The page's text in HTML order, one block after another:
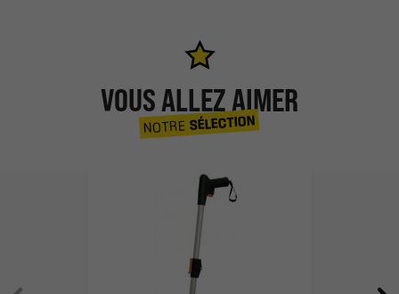
VOUS ALLEZ AIMER
NOTRESÉLECTION